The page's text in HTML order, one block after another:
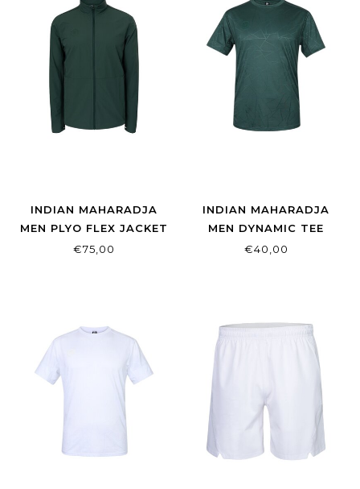
INDIAN MAHARADJA
MEN PLYO FLEX JACKET
HUNTER GREEN
€75,00
INDIAN MAHARADJA
MEN DYNAMIC TEE
HUNTER GREEN
€40,00